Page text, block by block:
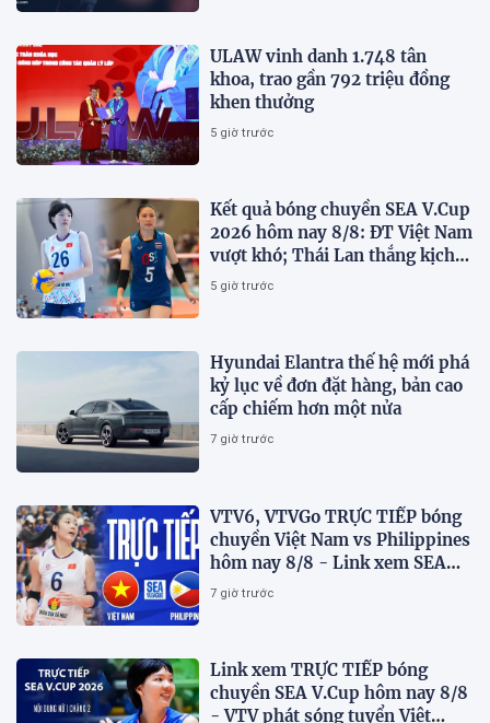
ULAW vinh danh 1.748 tân
khoa, trao gần 792 triệu đồng
khen thưởng
5 giờ trước
Kết quả bóng chuyền SEA V.Cup
2026 hôm nay 8/8: ĐT Việt Nam
vượt khó; Thái Lan thắng kịch
tính
5 giờ trước
Hyundai Elantra thế hệ mới phá
kỷ lục về đơn đặt hàng, bản cao
cấp chiếm hơn một nửa
7 giờ trước
VTV6, VTVGo TRỰC TIẾP bóng
chuyền Việt Nam vs Philippines
hôm nay 8/8 - Link xem SEA
V.Cup 2026 mới nhất
7 giờ trước
Link xem TRỰC TIẾP bóng
chuyền SEA V.Cup hôm nay 8/8
- VTV phát sóng tuyển Việt